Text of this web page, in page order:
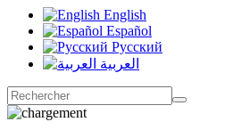
English
Español
Русский
العربية